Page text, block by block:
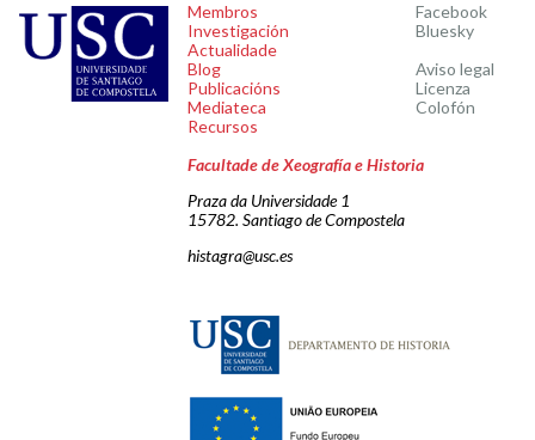
Membros
Investigación
Actualidade
Blog
Publicacións
Mediateca
Recursos
Facebook
Bluesky
Aviso legal
Licenza
Colofón
Facultade de Xeografía e Historia
Praza da Universidade 1
15782. Santiago de Compostela
histagra@usc.es